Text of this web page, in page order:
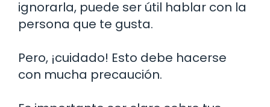
ignorarla, puede ser útil hablar con la
persona que te gusta.
Pero, ¡cuidado! Esto debe hacerse
con mucha precaución.